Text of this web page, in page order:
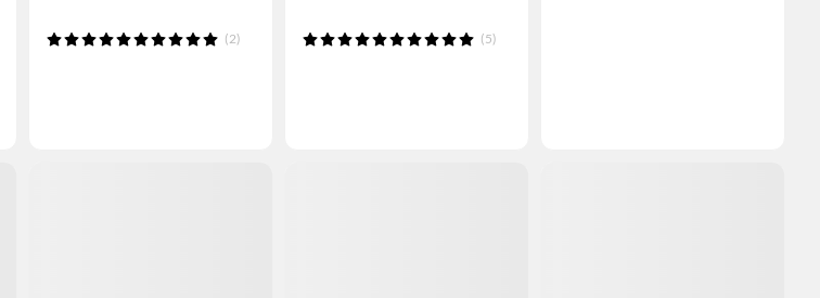
(2) (5)